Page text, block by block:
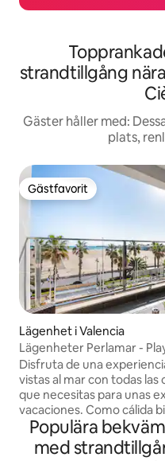
strandtillgång
Gäster håller med:
plats,
Gästfavorit
Gästfavorit
Lägenhet i Valencia
Lägenheter Perlamar -
Lägenh...
Disfruta de una
vistas al mar con todas las
que necesitas para unas
vacaciones. Como cálida
obsequiamos con una
para iniciar tu visita con
detalle. Es el lugar
Populära
med